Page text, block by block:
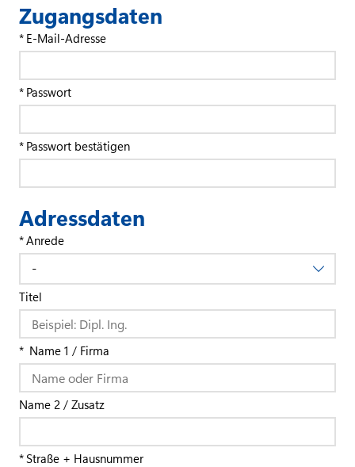
Zugangsdaten
E-Mail-Adresse
Passwort
Passwort bestätigen
Adressdaten
Anrede
Titel
Name 1 / Firma
Name 2 / Zusatz
Straße + Hausnummer